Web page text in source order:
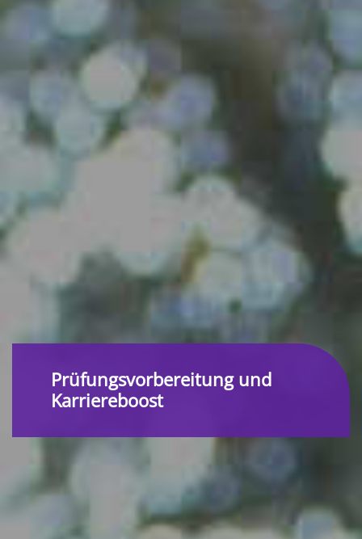
Prüfungsvorbereitung und
Karriereboost